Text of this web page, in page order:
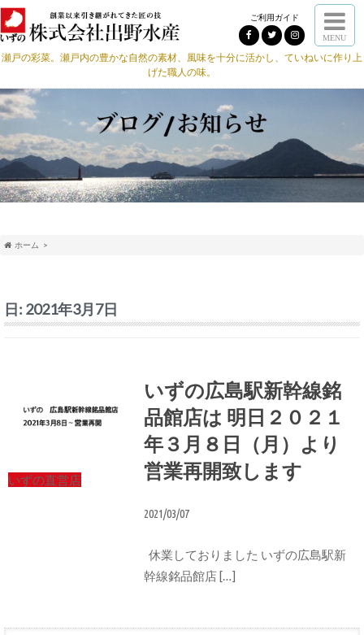
ご利用ガイド
MENU
瀬戸の彩菜。瀬戸内の豊かな自然の素材、風味を十分に活かし、ていねいに作り上
げた職人の味。
ホーム
日: 2021年3月7日
いずの直営店
いずの広島駅新幹線銘
品館店は 明日２０２１
年３月８日（月）より
営業再開致します
2021/03/07
休業しておりました いずの広島駅新
幹線銘品館店 […]